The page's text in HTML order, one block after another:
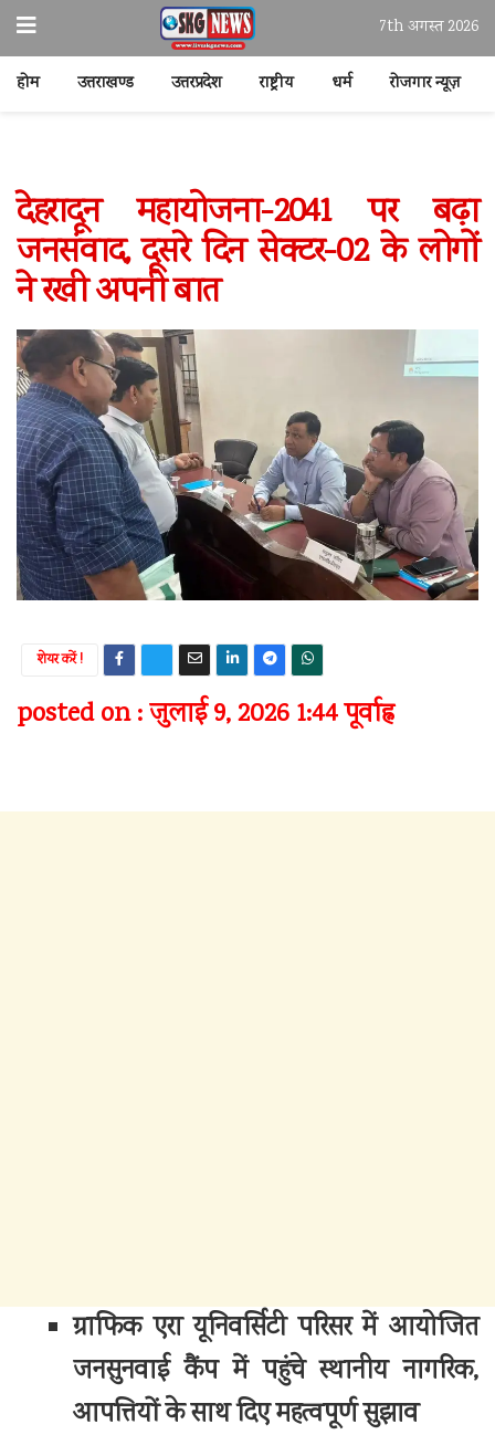
7th अगस्त 2026
होम उत्तराखण्ड उत्तरप्रदेश राष्ट्रीय धर्म रोजगार न्यूज़
देहरादून महायोजना-2041 पर बढ़ा
जनसंवाद, दूसरे दिन सेक्टर-02 के लोगों
ने रखी अपनी बात
शेयर करें !
posted on : जुलाई 9, 2026 1:44 पूर्वाह्न
ग्राफिक एरा यूनिवर्सिटी परिसर में आयोजित
जनसुनवाई कैंप में पहुंचे स्थानीय नागरिक,
आपत्तियों के साथ दिए महत्वपूर्ण सुझाव